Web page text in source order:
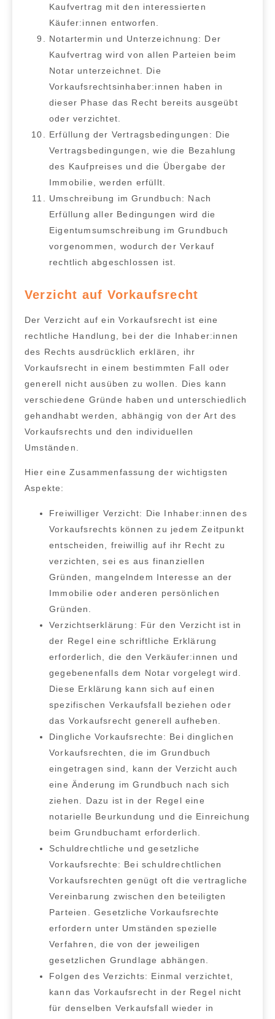
Kaufvertrag mit den interessierten
Käufer:innen entworfen.
Notartermin und Unterzeichnung: Der
Kaufvertrag wird von allen Parteien beim
Notar unterzeichnet. Die
Vorkaufsrechtsinhaber:innen haben in
dieser Phase das Recht bereits ausgeübt
oder verzichtet.
Erfüllung der Vertragsbedingungen: Die
Vertragsbedingungen, wie die Bezahlung
des Kaufpreises und die Übergabe der
Immobilie, werden erfüllt.
Umschreibung im Grundbuch: Nach
Erfüllung aller Bedingungen wird die
Eigentumsumschreibung im Grundbuch
vorgenommen, wodurch der Verkauf
rechtlich abgeschlossen ist.
Verzicht auf Vorkaufsrecht
Der Verzicht auf ein Vorkaufsrecht ist eine
rechtliche Handlung, bei der die Inhaber:innen
des Rechts ausdrücklich erklären, ihr
Vorkaufsrecht in einem bestimmten Fall oder
generell nicht ausüben zu wollen. Dies kann
verschiedene Gründe haben und unterschiedlich
gehandhabt werden, abhängig von der Art des
Vorkaufsrechts und den individuellen
Umständen.
Hier eine Zusammenfassung der wichtigsten
Aspekte:
Freiwilliger Verzicht: Die Inhaber:innen des
Vorkaufsrechts können zu jedem Zeitpunkt
entscheiden, freiwillig auf ihr Recht zu
verzichten, sei es aus finanziellen
Gründen, mangelndem Interesse an der
Immobilie oder anderen persönlichen
Gründen.
Verzichtserklärung: Für den Verzicht ist in
der Regel eine schriftliche Erklärung
erforderlich, die den Verkäufer:innen und
gegebenenfalls dem Notar vorgelegt wird.
Diese Erklärung kann sich auf einen
spezifischen Verkaufsfall beziehen oder
das Vorkaufsrecht generell aufheben.
Dingliche Vorkaufsrechte: Bei dinglichen
Vorkaufsrechten, die im Grundbuch
eingetragen sind, kann der Verzicht auch
eine Änderung im Grundbuch nach sich
ziehen. Dazu ist in der Regel eine
notarielle Beurkundung und die Einreichung
beim Grundbuchamt erforderlich.
Schuldrechtliche und gesetzliche
Vorkaufsrechte: Bei schuldrechtlichen
Vorkaufsrechten genügt oft die vertragliche
Vereinbarung zwischen den beteiligten
Parteien. Gesetzliche Vorkaufsrechte
erfordern unter Umständen spezielle
Verfahren, die von der jeweiligen
gesetzlichen Grundlage abhängen.
Folgen des Verzichts: Einmal verzichtet,
kann das Vorkaufsrecht in der Regel nicht
für denselben Verkaufsfall wieder in